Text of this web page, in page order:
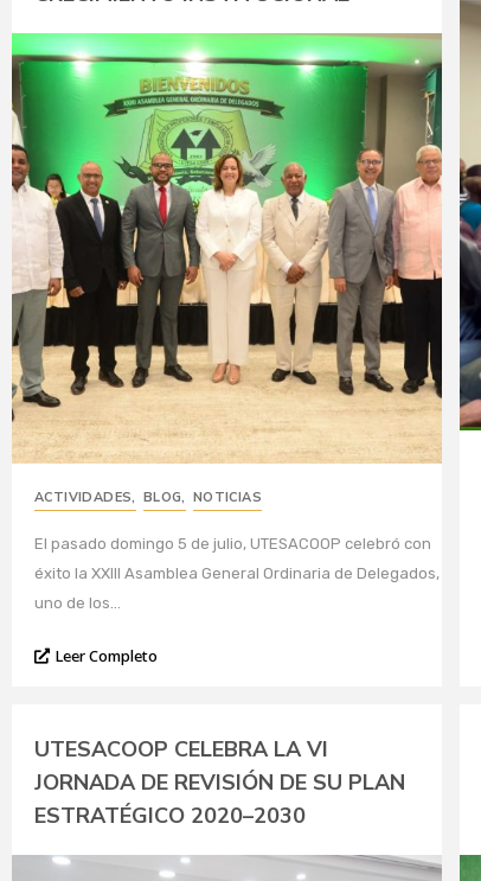
ACTIVIDADES, BLOG, NOTICIAS
El pasado domingo 5 de julio, UTESACOOP celebró con
éxito la XXIII Asamblea General Ordinaria de Delegados,
uno de los...
Leer Completo
UTESACOOP CELEBRA LA VI
JORNADA DE REVISIÓN DE SU PLAN
ESTRATÉGICO 2020–2030